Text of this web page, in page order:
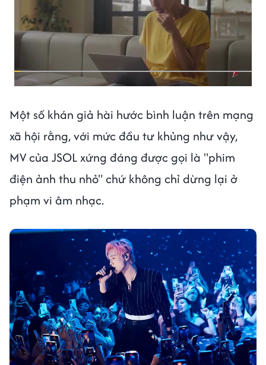
Một số khán giả hài hước bình luận trên mạng
xã hội rằng, với mức đầu tư khủng như vậy,
MV của JSOL xứng đáng được gọi là "phim
điện ảnh thu nhỏ" chứ không chỉ dừng lại ở
phạm vi âm nhạc.